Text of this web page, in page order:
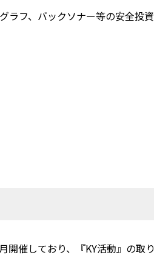
ラフ、バックソナー等の安全投資
開催しており、『KY活動』の取り